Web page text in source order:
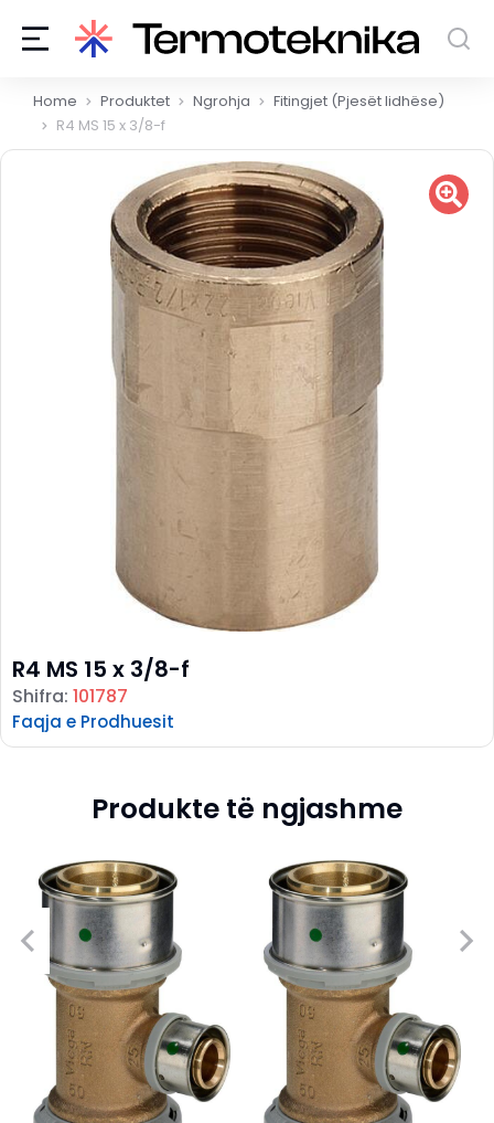
You are here:
Home Produktet Ngrohja
Fitingjet (Pjesët lidhëse)
R4 MS 15 x 3/8-f
R4 MS 15 x 3/8-f
Shifra: 101787
Faqja e Prodhuesit
Produkte të ngjashme